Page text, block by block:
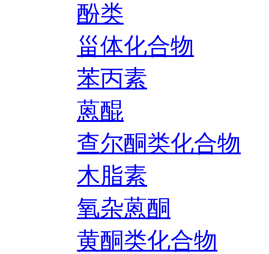
酚类
甾体化合物
苯丙素
蒽醌
查尔酮类化合物
木脂素
氧杂蒽酮
黄酮类化合物